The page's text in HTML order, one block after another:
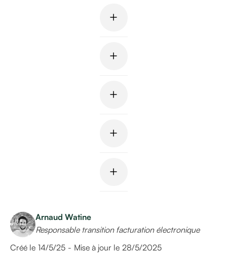
Arnaud Watine
Responsable transition facturation électronique
Créé le 14/5/25 - Mise à jour le 28/5/2025